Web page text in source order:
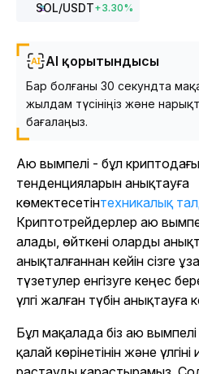
SOL/USDT+3.30%
AI қорытындысы
Бар болғаны 30 секундта
жылдам түсініңіз және
бағалаңыз.
Аю вымпелі - бұл
тенденцияларын анықтауға
көмектесетінтехникалық
Криптотрейдерлер аю
алады, өйткені оларды
анықталғаннан кейін сізге
түзетулер енгізуге кеңес
үлгі жалған түбін анықтауға
Бұл мақалада біз аю вымпелі
қалай көрінетінін және